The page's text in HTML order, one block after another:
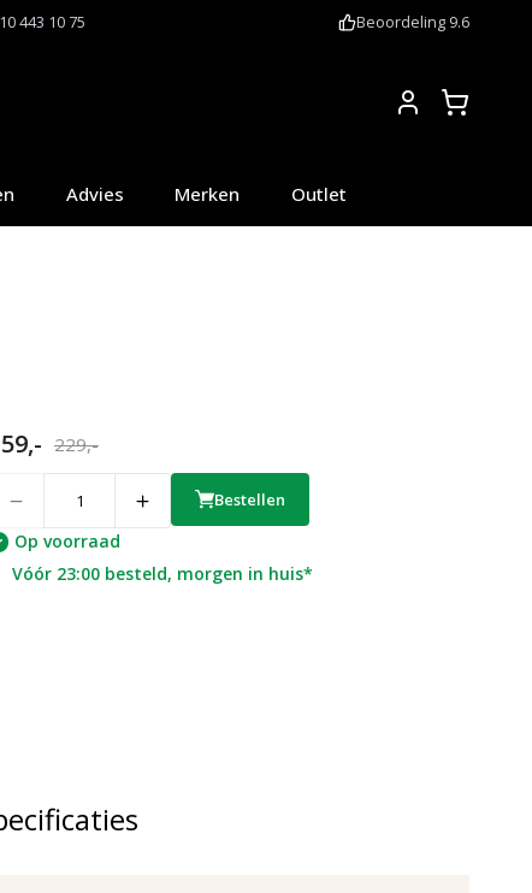
443 10 75 Beoordeling 9.6
Advies Merken Outlet
229,-
Bestellen
Op voorraad
Vóór 23:00 besteld, morgen in huis*